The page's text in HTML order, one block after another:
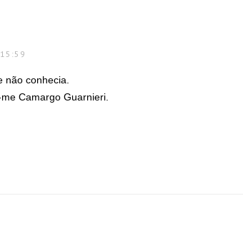
não conhecia.
Camargo Guarnieri.